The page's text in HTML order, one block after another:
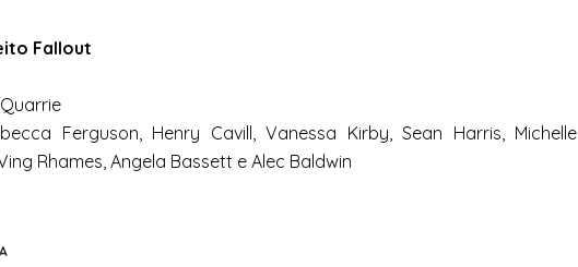
Fallout
Ferguson, Henry Cavill, Vanessa Kirby, Sean Harris, Michelle
Rhames, Angela Bassett e Alec Baldwin